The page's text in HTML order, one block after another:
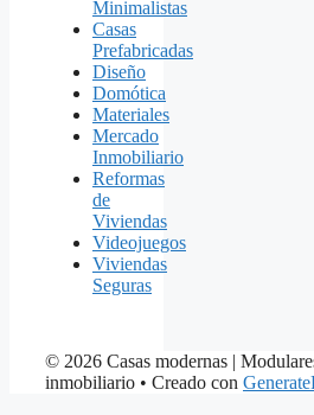
Minimalistas
Casas
Prefabricadas
Diseño
Domótica
Materiales
Mercado
Inmobiliario
Reformas
de
Viviendas
Videojuegos
Viviendas
Seguras
© 2026 Casas modernas |
inmobiliario • Creado con